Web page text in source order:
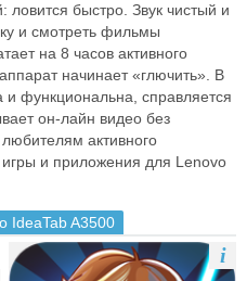
ловится быстро. Звук чистый и
и смотреть фильмы
на 8 часов активного
начинает «глючить». В
функциональна, справляется
он-лайн видео без
активного
игры и приложения для Lenovo
IdeaTab A3500
i